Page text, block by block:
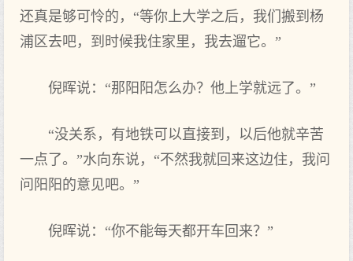
还真是够可怜的，“等你上大学之后，我们搬到杨
浦区去吧，到时候我住家里，我去遛它。”
倪晖说：“那阳阳怎么办？他上学就远了。”
“没关系，有地铁可以直接到，以后他就辛苦
一点了。”水向东说，“不然我就回来这边住，我问
问阳阳的意见吧。”
倪晖说：“你不能每天都开车回来？”